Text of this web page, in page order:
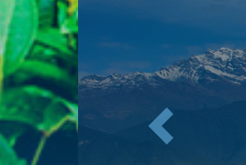
Zurück